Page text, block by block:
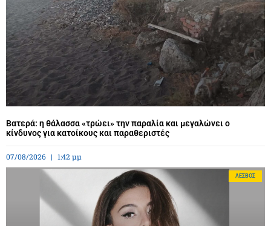
Βατερά: η θάλασσα «τρώει» την παραλία και μεγαλώνει ο
κίνδυνος για κατοίκους και παραθεριστές
07/08/2026 1:42 μμ
ΛΈΣΒΟΣ